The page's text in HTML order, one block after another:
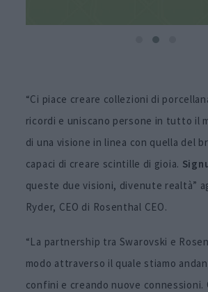
“Ci piace creare collezioni di
ricordi e uniscano persone in tutto il
di una visione in linea con quella del
capaci di creare scintille di gioia.
queste due visioni, divenute realtà”
Ryder, CEO di Rosenthal CEO.
“La partnership tra Swarovski e
modo attraverso il quale stiamo
confini e creando nuove connessioni.